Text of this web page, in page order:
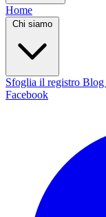
Home
Chi siamo
Sfoglia il registro Blog
Facebook